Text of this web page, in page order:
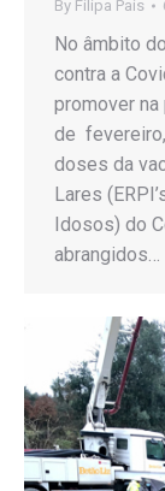
By Filipa Pais
No âmbito
contra a
promover
de
doses da
Lares
Idosos) do
abrangidos…